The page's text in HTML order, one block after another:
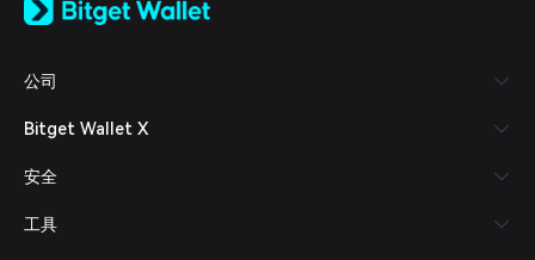
日本語
Español (Latinoamérica)
Italiano
Deutsch
繁體中文
公司
Bitget Wallet X
安全
工具